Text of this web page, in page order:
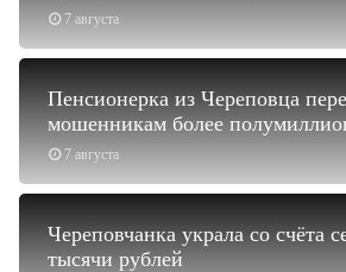
7 августа
7 августа
Пенсионерка из Череповца
мошенникам более
Череповчанка украла со счёта
тысячи рублей